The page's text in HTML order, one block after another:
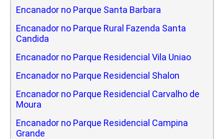
Encanador no Parque Santa Barbara
Encanador no Parque Rural Fazenda Santa
Candida
Encanador no Parque Residencial Vila Uniao
Encanador no Parque Residencial Shalon
Encanador no Parque Residencial Carvalho de
Moura
Encanador no Parque Residencial Campina
Grande